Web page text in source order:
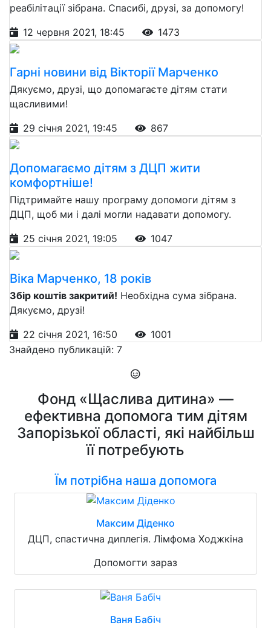
реабілітації зібрана. Спасибі, друзі, за допомогу!
12 червня 2021, 18:45
1473
Гарні новини від Вікторії Марченко
Дякуємо, друзі, що допомагаєте дітям стати
щасливими!
29 січня 2021, 19:45
867
Допомагаємо дітям з ДЦП жити
комфортніше!
Підтримайте нашу програму допомоги дітям з
ДЦП, щоб ми і далі могли надавати допомогу.
25 січня 2021, 19:05
1047
Віка Марченко, 18 років
Збір коштів закритий! Необхідна сума зібрана.
Дякуємо, друзі!
22 січня 2021, 16:50
1001
Знайдено публикацій: 7
Фонд «Щаслива дитина» —
ефективна допомога тим дітям
Запорізької області, які найбільш
її потребують
Їм потрібна наша допомога
Максим Діденко
ДЦП, спастична диплегія. Лімфома Ходжкіна
Допомогти зараз
Ваня Бабіч